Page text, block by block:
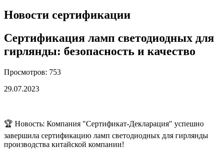
Новости сертификации
Сертификация ламп светодиодных для
гирлянды: безопасность и качество
Просмотров: 753
29.07.2023
🏆 Новость: Компания "Сертификат-Декларация" успешно
завершила сертификацию ламп светодиодных для гирлянды
производства китайской компании!